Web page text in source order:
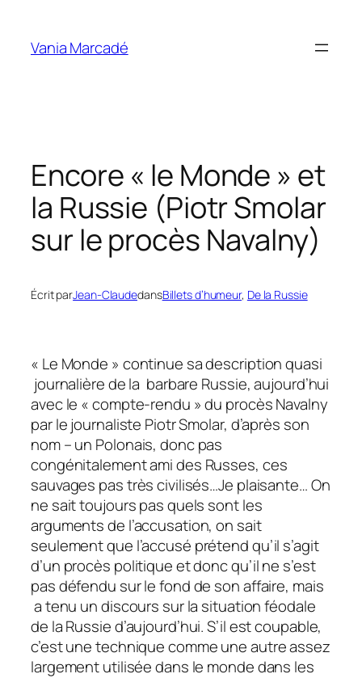
contenu
Vania Marcadé
Encore « le Monde » et
la Russie (Piotr Smolar
sur le procès Navalny)
Écrit parJean-ClaudedansBillets d’humeur, De la Russie
« Le Monde » continue sa description quasi
journalière de la barbare Russie, aujourd’hui
avec le « compte-rendu » du procès Navalny
par le journaliste Piotr Smolar, d’après son
nom – un Polonais, donc pas
congénitalement ami des Russes, ces
sauvages pas très civilisés…Je plaisante… On
ne sait toujours pas quels sont les
arguments de l’accusation, on sait
seulement que l’accusé prétend qu’il s’agit
d’un procès politique et donc qu’il ne s’est
pas défendu sur le fond de son affaire, mais
a tenu un discours sur la situation féodale
de la Russie d’aujourd’hui. S’il est coupable,
c’est une technique comme une autre assez
largement utilisée dans le monde dans les